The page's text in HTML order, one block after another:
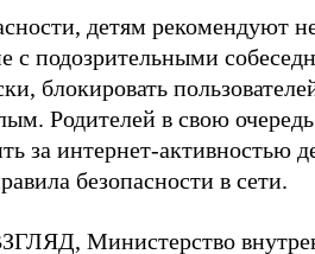
детям рекомендуют
с подозрительными
блокировать
Родителей в свою
за интернет-активностью
безопасности в сети.
Министерство